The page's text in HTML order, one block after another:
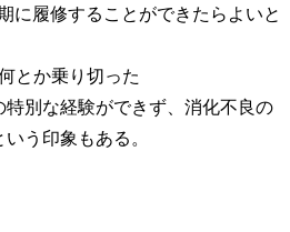
に履修することができたらよいと
とか乗り切った
特別な経験ができず、消化不良の
う印象もある。